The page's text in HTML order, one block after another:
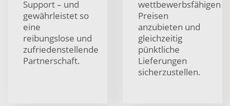
Support – und
gewährleistet so
eine
reibungslose und
zufriedenstellende
Partnerschaft.
wettbewerbsfähigen
Preisen
anzubieten und
gleichzeitig
pünktliche
Lieferungen
sicherzustellen.